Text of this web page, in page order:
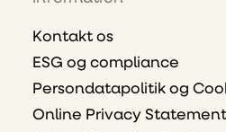
Kontakt os
ESG og compliance
Persondatapolitik og
Online Privacy Statement